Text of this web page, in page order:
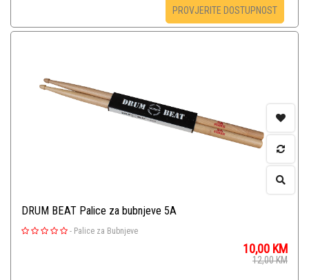
PROVJERITE DOSTUPNOST
DRUM BEAT Palice za bubnjeve 5A
- Palice za Bubnjeve
10,00 KM
12,00KM